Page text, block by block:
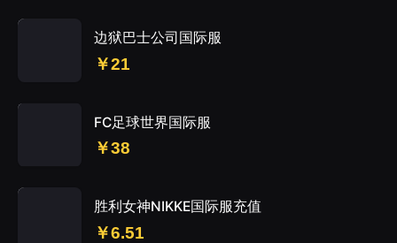
边狱巴士公司国际服
￥21
FC足球世界国际服
￥38
胜利女神NIKKE国际服充值
￥6.51